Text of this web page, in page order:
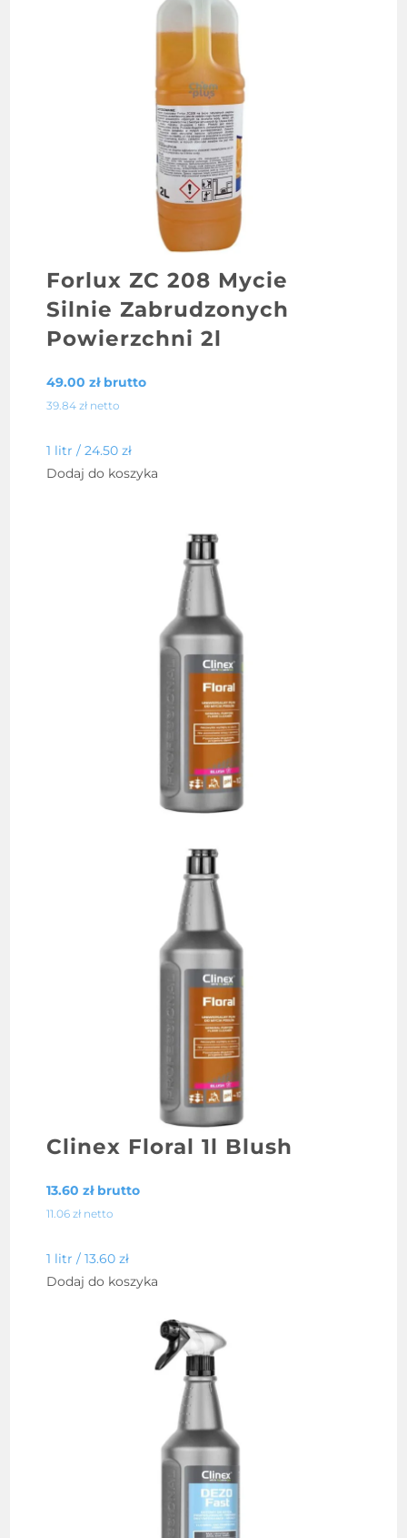
Forlux ZC 208 Mycie
Silnie Zabrudzonych
Powierzchni 2l
49.00złbrutto
39.84zł netto
1 litr / 24.50zł
Dodaj do koszyka
Clinex Floral 1l Blush
13.60złbrutto
11.06zł netto
1 litr / 13.60zł
Dodaj do koszyka